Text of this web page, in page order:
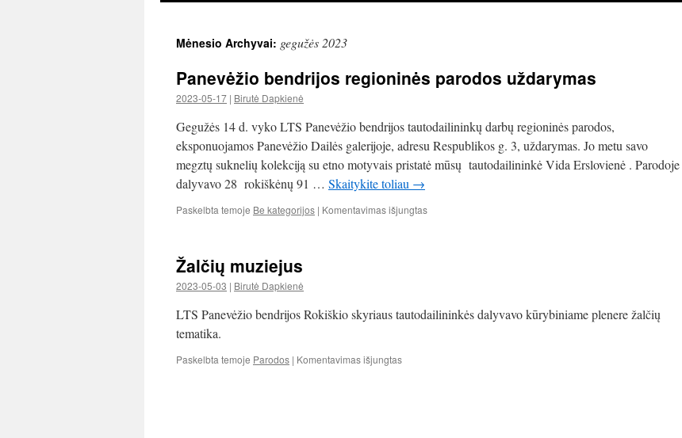
Mėnesio Archyvai: gegužės 2023
Panevėžio bendrijos regioninės parodos uždarymas
2023-05-17 | Birutė Dapkienė
Gegužės 14 d. vyko LTS Panevėžio bendrijos tautodailininkų darbų regioninės parodos,
eksponuojamos Panevėžio Dailės galerijoje, adresu Respublikos g. 3, uždarymas. Jo metu savo
megztų suknelių kolekciją su etno motyvais pristatė mūsų tautodailininkė Vida Erslovienė . Parodoje
dalyvavo 28 rokiškėnų 91 … Skaitykite toliau →
Paskelbta temoje Be kategorijos | Komentavimas išjungtasįraše
Žalčių muziejus
2023-05-03 | Birutė Dapkienė
LTS Panevėžio bendrijos Rokiškio skyriaus tautodailininkės dalyvavo kūrybiniame plenere žalčių
tematika.
Paskelbta temoje Parodos | Komentavimas išjungtasįraše